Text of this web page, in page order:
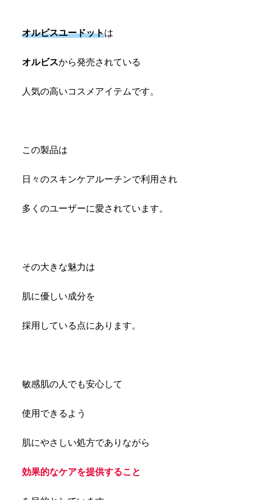
オルビスユードットは
オルビスから発売されている
人気の高いコスメアイテムです。
この製品は
日々のスキンケアルーチンで利用され
多くのユーザーに愛されています。
その大きな魅力は
肌に優しい成分を
採用している点にあります。
敏感肌の人でも安心して
使用できるよう
肌にやさしい処方でありながら
効果的なケアを提供すること